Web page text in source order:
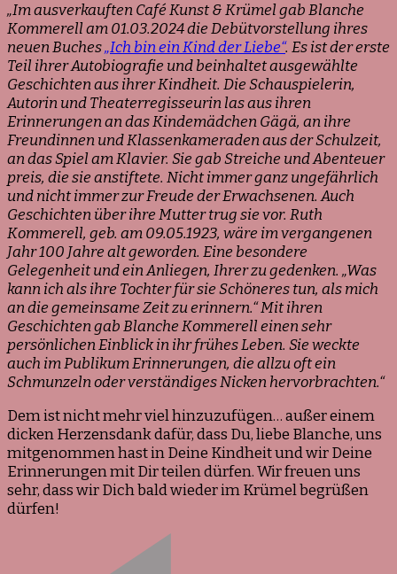
„Im ausverkauften Café Kunst & Krümel gab Blanche
Kommerell am 01.03.2024 die Debütvorstellung ihres
neuen Buches„Ich bin ein Kind der Liebe“. Es ist der erste
Teil ihrer Autobiografie und beinhaltet ausgewählte
Geschichten aus ihrer Kindheit. Die Schauspielerin,
Autorin und Theaterregisseurin las aus ihren
Erinnerungen an das Kindemädchen Gägä, an ihre
Freundinnen und Klassenkameraden aus der Schulzeit,
an das Spiel am Klavier. Sie gab Streiche und Abenteuer
preis, die sie anstiftete. Nicht immer ganz ungefährlich
und nicht immer zur Freude der Erwachsenen. Auch
Geschichten über ihre Mutter trug sie vor. Ruth
Kommerell, geb. am 09.05.1923, wäre im vergangenen
Jahr 100 Jahre alt geworden. Eine besondere
Gelegenheit und ein Anliegen, Ihrer zu gedenken. „Was
kann ich als ihre Tochter für sie Schöneres tun, als mich
an die gemeinsame Zeit zu erinnern.“ Mit ihren
Geschichten gab Blanche Kommerell einen sehr
persönlichen Einblick in ihr frühes Leben. Sie weckte
auch im Publikum Erinnerungen, die allzu oft ein
Schmunzeln oder verständiges Nicken hervorbrachten.“
Dem ist nicht mehr viel hinzuzufügen… außer einem
dicken Herzensdank dafür, dass Du, liebe Blanche, uns
mitgenommen hast in Deine Kindheit und wir Deine
Erinnerungen mit Dir teilen dürfen. Wir freuen uns
sehr, dass wir Dich bald wieder im Krümel begrüßen
dürfen!